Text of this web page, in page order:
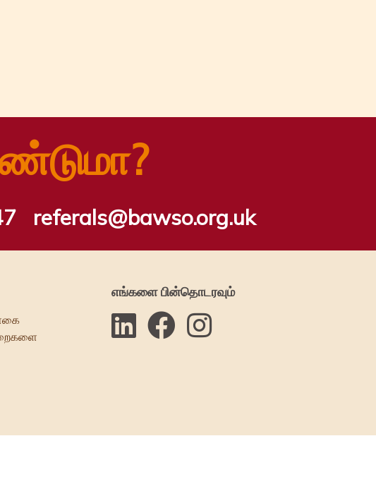
referals@bawso.org.uk
எங்களை பின்தொடரவும்